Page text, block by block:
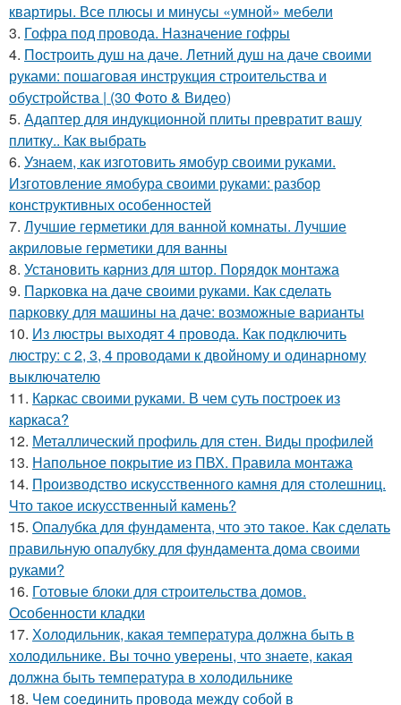
квартиры. Все плюсы и минусы «умной» мебели
3. Гофра под провода. Назначение гофры
4. Построить душ на даче. Летний душ на даче своими
руками: пошаговая инструкция строительства и
обустройства | (30 Фото & Видео)
5. Адаптер для индукционной плиты превратит вашу
плитку.. Как выбрать
6. Узнаем, как изготовить ямобур своими руками.
Изготовление ямобура своими руками: разбор
конструктивных особенностей
7. Лучшие герметики для ванной комнаты. Лучшие
акриловые герметики для ванны
8. Установить карниз для штор. Порядок монтажа
9. Парковка на даче своими руками. Как сделать
парковку для машины на даче: возможные варианты
10. Из люстры выходят 4 провода. Как подключить
люстру: с 2, 3, 4 проводами к двойному и одинарному
выключателю
11. Каркас своими руками. В чем суть построек из
каркаса?
12. Металлический профиль для стен. Виды профилей
13. Напольное покрытие из ПВХ. Правила монтажа
14. Производство искусственного камня для столешниц.
Что такое искусственный камень?
15. Опалубка для фундамента, что это такое. Как сделать
правильную опалубку для фундамента дома своими
руками?
16. Готовые блоки для строительства домов.
Особенности кладки
17. Холодильник, какая температура должна быть в
холодильнике. Вы точно уверены, что знаете, какая
должна быть температура в холодильнике
18. Чем соединить провода между собой в